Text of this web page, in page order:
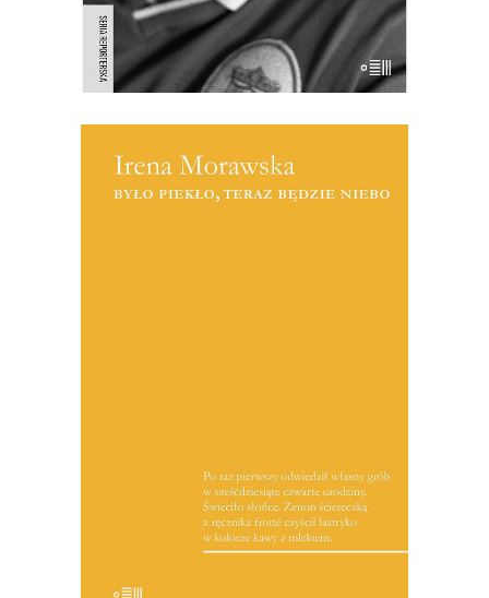
[EBOOK] Irena Morawska – BYŁO
39.00 zł 19.50zł
KSIĄŻKA DO KOSZYKA